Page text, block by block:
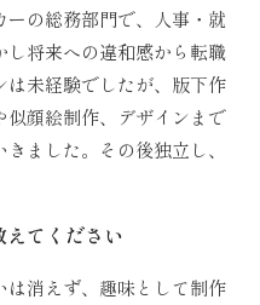
の総務部門で、人事・就
将来への違和感から転職
は未経験でしたが、版下作
顔絵制作、デザインまで
ました。その後独立し、
てください
消えず、趣味として制作